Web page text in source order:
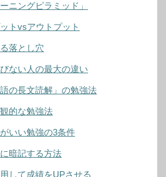
ニングピラミッド」
トvsアウトプット
落とし穴
ない人の最大の違い
の長文読解」の勉強法
的な勉強法
いい勉強の3条件
暗記する方法
して成績をUPさせる